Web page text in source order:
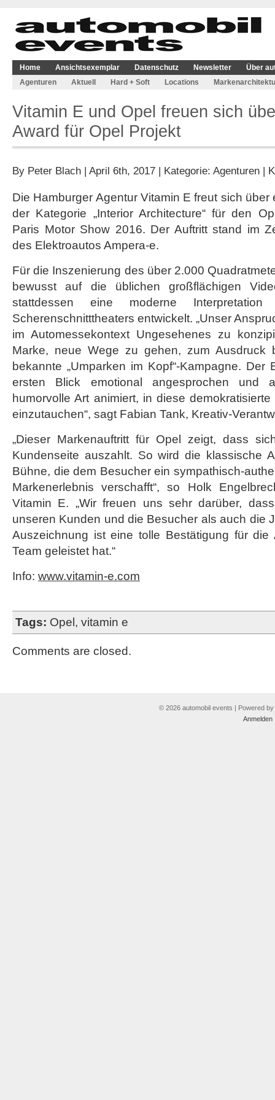
Home Ansichtsexemplar Datenschutz Newsletter
Über
Agenturen
Aktuell Hard + Soft Locations
Vitamin E und Opel freuen sich
Award für Opel Projekt
By Peter Blach | April 6th, 2017 | Kategorie: Agenturen |
Die Hamburger Agentur Vitamin E freut sich
der Kategorie „Interior Architecture“ für den
Paris Motor Show 2016. Der Auftritt stand im
des Elektroautos Ampera-e.
Für die Inszenierung des über 2.000
bewusst auf die üblichen großflächigen
stattdessen eine moderne Interpretation
Scherenschnitttheaters entwickelt. „Unser
im Automessekontext Ungesehenes zu
Marke, neue Wege zu gehen, zum Ausdruck
bekannte „Umparken im Kopf“-Kampagne.
ersten Blick emotional angesprochen und
humorvolle Art animiert, in diese
einzutauchen“, sagt Fabian Tank, Kreativ-
„Dieser Markenauftritt für Opel zeigt, dass
Kundenseite auszahlt. So wird die klassische
Bühne, die dem Besucher ein sympathisch-
Markenerlebnis verschafft“, so Holk
Vitamin E. „Wir freuen uns sehr darüber,
unseren Kunden und die Besucher als auch die
Auszeichnung ist eine tolle Bestätigung für die
Team geleistet hat.“
Info: www.vitamin-e.com
Tags: Opel , vitamin e
Comments are closed.
© 2026 automobil events | Powered by
Anmelden|